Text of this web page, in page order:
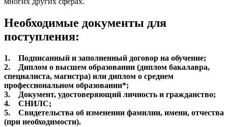
Необходимые документы для
поступления:
1. Подписанный и заполненный договор на обучение;
2. Диплом о высшем образовании (диплом бакалавра,
специалиста, магистра) или диплом о среднем
профессиональном образовании*;
3. Документ, удостоверяющий личность и гражданство;
4. СНИЛС;
5. Свидетельства об изменении фамилии, имени, отчества
(при необходимости).